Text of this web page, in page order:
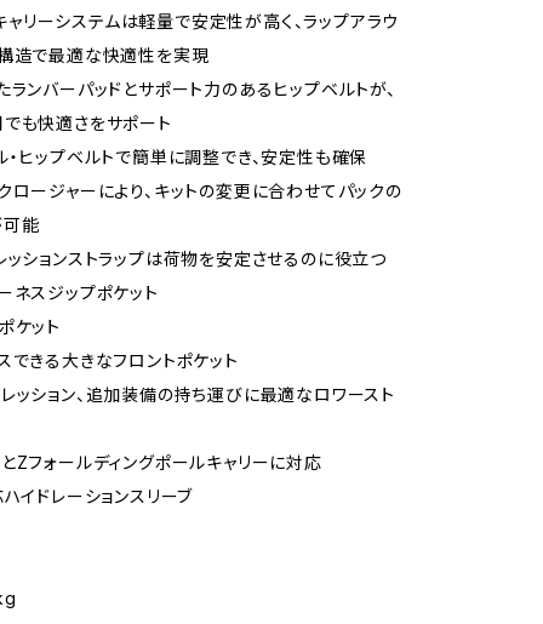
リーシステムは軽量で安定性が高く、ラップアラウ
造で最適な快適性を実現
ランバーパッドとサポート力のあるヒップベルトが、
も快適さをサポート
・ヒップベルトで簡単に調整でき、安定性も確保
ロージャーにより、キットの変更に合わせてパックの
可能
ッションストラップは荷物を安定させるのに役立つ
ネスジップポケット
ケット
できる大きなフロントポケット
ッション、追加装備の持ち運びに最適なロワースト
Zフォールディングポールキャリーに対応
イドレーションスリーブ